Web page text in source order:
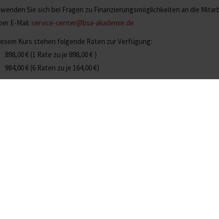
Sie sich bei Fragen zu Finanzierungsmöglichkeiten an die
E-Mail: service-center@bsa-akademie.de
Kurs stehen folgende Raten zur Verfügung:
898,00€ (1 Rate zu je 898,00€ )
984,00€ (6 Raten zu je 164,00€)